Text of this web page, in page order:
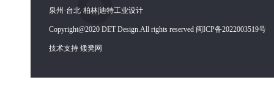
泉州·台北·柏林|迪特工业设计
Copyright@2020 DET Design.All rights reserved 闽ICP备2022003519号
技术支持 矮凳网